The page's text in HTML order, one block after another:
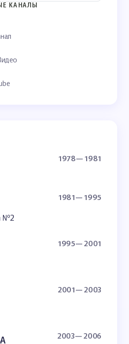
КАНАЛЫ
1978— 1981
1981— 1995
№2
1995— 2001
2001— 2003
2003— 2006